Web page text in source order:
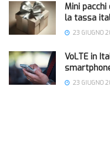
Mini
la tassa
23 GIUGNO
VoLTE in
23 GIUGNO